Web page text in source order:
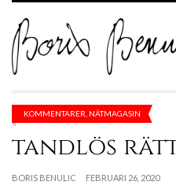
KOMMENTARER NÄTMAGASIN
tandlös
BORIS BENULIC FEBRUARI 26, 2020